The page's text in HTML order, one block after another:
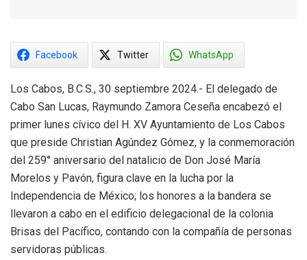
Facebook Twitter WhatsApp
Los Cabos, B.C.S., 30 septiembre 2024.- El delegado de
Cabo San Lucas, Raymundo Zamora Ceseña encabezó el
primer lunes cívico del H. XV Ayuntamiento de Los Cabos
que preside Christian Agúndez Gómez, y la conmemoración
del 259° aniversario del natalicio de Don José María
Morelos y Pavón, figura clave en la lucha por la
Independencia de México; los honores a la bandera se
llevaron a cabo en el edificio delegacional de la colonia
Brisas del Pacífico, contando con la compañía de personas
servidoras públicas.